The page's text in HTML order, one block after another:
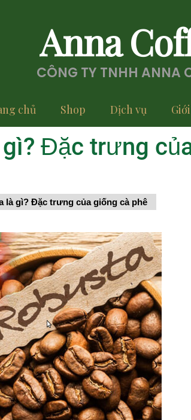
Anna
CÔNG TY TNHH ANNA
chủ Shop Dịch vụ
Đặc trưng
là gì? Đặc trưng của giống cà phê